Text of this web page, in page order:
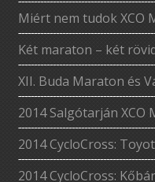
Miért nem tudok XCO
Két maraton – két
XII. Buda Maraton és
2014 Salgótarján XCO
2014 CycloCross:
2014 CycloCross: